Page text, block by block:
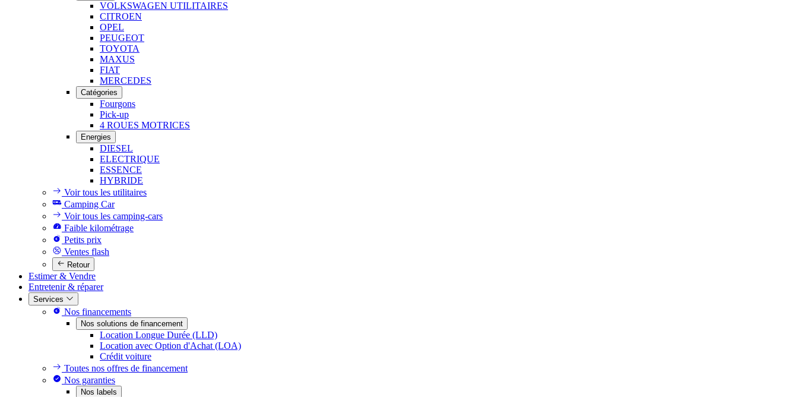
VOLKSWAGEN UTILITAIRES
CITROEN
OPEL
PEUGEOT
TOYOTA
MAXUS
FIAT
MERCEDES
Catégories
Fourgons
Pick-up
4 ROUES MOTRICES
Energies
DIESEL
ELECTRIQUE
ESSENCE
HYBRIDE
Voir tous les utilitaires
Camping Car
Voir tous les camping-cars
Faible kilométrage
Petits prix
Ventes flash
Retour
Estimer & Vendre
Entretenir & réparer
Services
Nos financements
Nos solutions de financement
Location Longue Durée (LLD)
Location avec Option d'Achat (LOA)
Crédit voiture
Toutes nos offres de financement
Nos garanties
Nos labels